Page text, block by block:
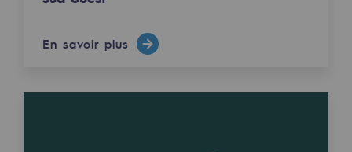
QVCT
En savoir plus